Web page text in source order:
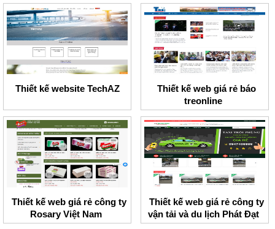
Thiết kế website TechAZ
Thiết kế web giá rẻ báo
treonline
Thiết kế web giá rẻ công ty
Rosary Việt Nam
Thiết kế web giá rẻ công ty
vận tải và du lịch Phát Đạt